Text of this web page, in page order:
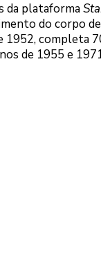
da plataforma
do corpo de
1952, completa
de 1955 e